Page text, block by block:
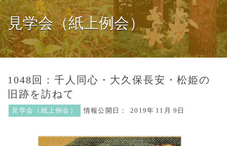
見学会（紙上例会）
1048回：千人同心・大久保長安・松姫の
旧跡を訪ねて
見学会（紙上例会） 情報公開日： 2019年 11月 9日